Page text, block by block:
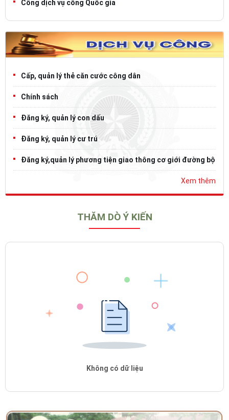
Cổng dịch vụ công Quốc gia
Cấp, quản lý thẻ căn cước công dân
Chính sách
Đăng ký, quản lý con dấu
Đăng ký, quản lý cư trú
Đăng ký,quản lý phương tiện giao thông cơ giới đường bộ
Xem thêm
THĂM DÒ Ý KIẾN
Không có dữ liệu